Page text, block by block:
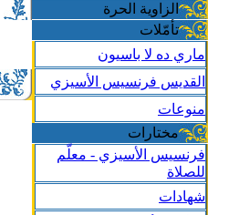
الزاوية الحرة
تأمّلات
ماري ده لا باسيون
القديس فرنسيس الأسيزي
منوعات
مختارات
فرنسيس الأسيزي - معلّم
للصلاة
شهادات